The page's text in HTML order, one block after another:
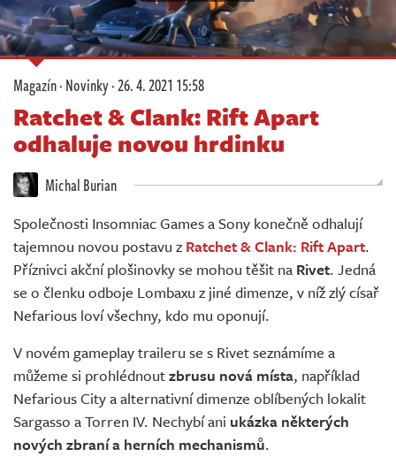
Databáze
Komunita
Redakce
Živě
Magazín·Novinky·26. 4. 2021 15:58
Ratchet & Clank: Rift Apart
odhaluje novou hrdinku
Michal Burian
Společnosti Insomniac Games a Sony konečně odhalují
tajemnou novou postavu z Ratchet & Clank: Rift Apart.
Příznivci akční plošinovky se mohou těšit na Rivet. Jedná
se o členku odboje Lombaxu z jiné dimenze, v níž zlý císař
Nefarious loví všechny, kdo mu oponují.
V novém gameplay traileru se s Rivet seznámíme a
můžeme si prohlédnoutzbrusu nová místa, například
Nefarious City a alternativní dimenze oblíbených lokalit
Sargasso a Torren IV. Nechybí ani ukázka některých
nových zbraní a herních mechanismů.